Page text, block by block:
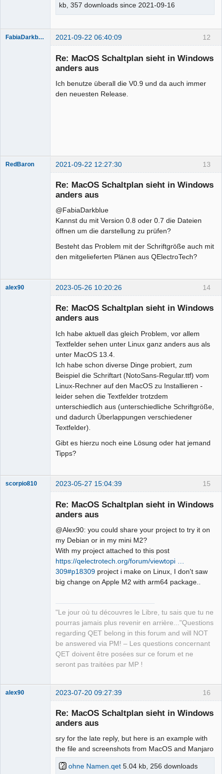
kb, 357 downloads since 2021-09-16
12
FabiaDarkblue 2021-09-22 06:40:09
Re: MacOS Schaltplan sieht in Windows
anders aus
Ich benutze überall die V0.9 und da auch immer
den neuesten Release.
13
RedBaron 2021-09-22 12:27:30
Re: MacOS Schaltplan sieht in Windows
anders aus
@FabiaDarkblue
Kannst du mit Version 0.8 oder 0.7 die Dateien
öffnen um die darstellung zu prüfen?
Besteht das Problem mit der Schriftgröße auch mit
den mitgelieferten Plänen aus QElectroTech?
14
alex90 2023-05-26 10:20:26
Re: MacOS Schaltplan sieht in Windows
anders aus
Ich habe aktuell das gleich Problem, vor allem
Textfelder sehen unter Linux ganz anders aus als
unter MacOS 13.4.
Ich habe schon diverse Dinge probiert, zum
Beispiel die Schriftart (NotoSans-Regular.ttf) vom
Linux-Rechner auf den MacOS zu Installieren -
leider sehen die Textfelder trotzdem
unterschiedlich aus (unterschiedliche Schriftgröße,
und dadurch Überlappungen verschiedener
Textfelder).
Gibt es hierzu noch eine Lösung oder hat jemand
Tipps?
15
scorpio810 2023-05-27 15:04:39
Re: MacOS Schaltplan sieht in Windows
anders aus
@Alex90: you could share your project to try it on
my Debian or in my mini M2?
With my project attached to this post
https://qelectrotech.org/forum/viewtopi …
309#p18309 project i make on Linux, I don't saw
big change on Apple M2 with arm64 package..
"Le jour où tu découvres le Libre, tu sais que tu ne
pourras jamais plus revenir en arrière..."Questions
regarding QET belong in this forum and will NOT
be answered via PM! – Les questions concernant
QET doivent être posées sur ce forum et ne
seront pas traitées par MP !
16
alex90 2023-07-20 09:27:39
Re: MacOS Schaltplan sieht in Windows
anders aus
sry for the late reply, but here is an example with
the file and screenshots from MacOS and Manjaro
ohne Namen.qet 5.04 kb, 256 downloads